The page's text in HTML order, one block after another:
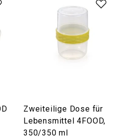
Zweiteilige Dose für
Lebensmittel 4FOOD,
350/350 ml